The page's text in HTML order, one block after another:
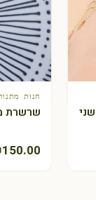
חנות
שרשרת
150.00
חנות
שרשרת
150.00